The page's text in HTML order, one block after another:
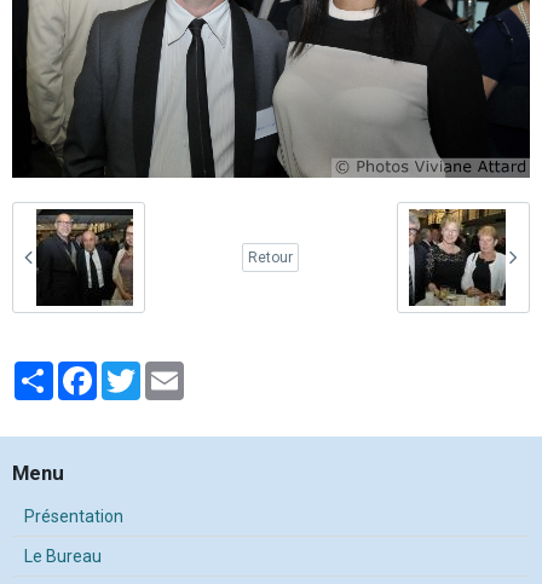
Retour
PartagerFacebook
Twitter
Menu
Présentation
Le Bureau